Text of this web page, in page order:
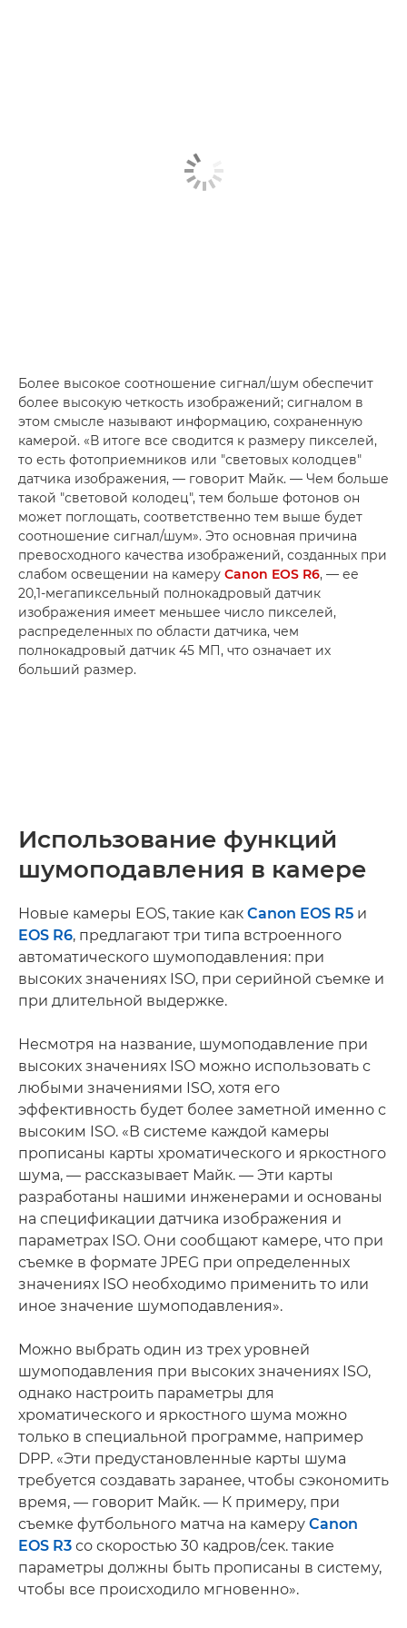
Более высокое соотношение сигнал/шум обеспечит
более высокую четкость изображений; сигналом в
этом смысле называют информацию, сохраненную
камерой. «В итоге все сводится к размеру пикселей,
то есть фотоприемников или "световых колодцев"
датчика изображения, — говорит Майк. — Чем больше
такой "световой колодец", тем больше фотонов он
может поглощать, соответственно тем выше будет
соотношение сигнал/шум». Это основная причина
превосходного качества изображений, созданных при
слабом освещении на камеру Canon EOS R6, — ее
20,1-мегапиксельный полнокадровый датчик
изображения имеет меньшее число пикселей,
распределенных по области датчика, чем
полнокадровый датчик 45 МП, что означает их
больший размер.
Использование функций
шумоподавления в камере
Новые камеры EOS, такие как Canon EOS R5 и
EOS R6, предлагают три типа встроенного
автоматического шумоподавления: при
высоких значениях ISO, при серийной съемке и
при длительной выдержке.
Несмотря на название, шумоподавление при
высоких значениях ISO можно использовать с
любыми значениями ISO, хотя его
эффективность будет более заметной именно с
высоким ISO. «В системе каждой камеры
прописаны карты хроматического и яркостного
шума, — рассказывает Майк. — Эти карты
разработаны нашими инженерами и основаны
на спецификации датчика изображения и
параметрах ISO. Они сообщают камере, что при
съемке в формате JPEG при определенных
значениях ISO необходимо применить то или
иное значение шумоподавления».
Можно выбрать один из трех уровней
шумоподавления при высоких значениях ISO,
однако настроить параметры для
хроматического и яркостного шума можно
только в специальной программе, например
DPP. «Эти предустановленные карты шума
требуется создавать заранее, чтобы сэкономить
время, — говорит Майк. — К примеру, при
съемке футбольного матча на камеру Canon
EOS R3 со скоростью 30 кадров/сек. такие
параметры должны быть прописаны в систему,
чтобы все происходило мгновенно».